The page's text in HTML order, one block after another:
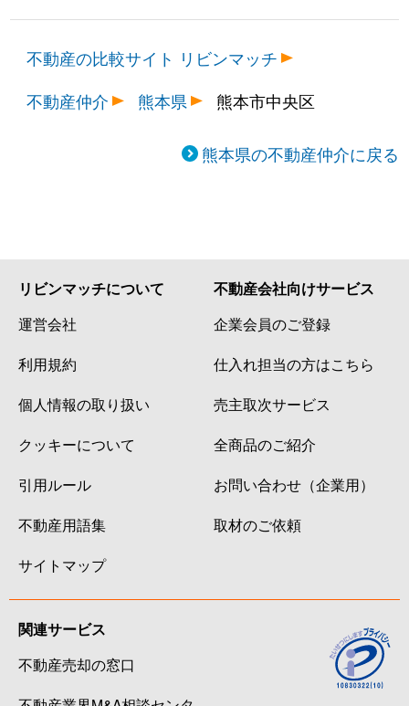
不動産の比較サイト リビンマッチ
不動産仲介
熊本県 熊本市中央区
熊本県の不動産仲介に戻る
リビンマッチについて
運営会社
利用規約
個人情報の取り扱い
クッキーについて
引用ルール
不動産用語集
サイトマップ
不動産会社向けサービス
企業会員のご登録
仕入れ担当の方はこちら
売主取次サービス
全商品のご紹介
お問い合わせ（企業用）
取材のご依頼
関連サービス
不動産売却の窓口